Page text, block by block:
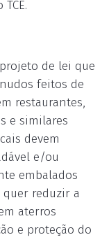
de lei que
feitos de
restaurantes,
e similares
devem
e/ou
embalados
reduzir a
aterros
e proteção do